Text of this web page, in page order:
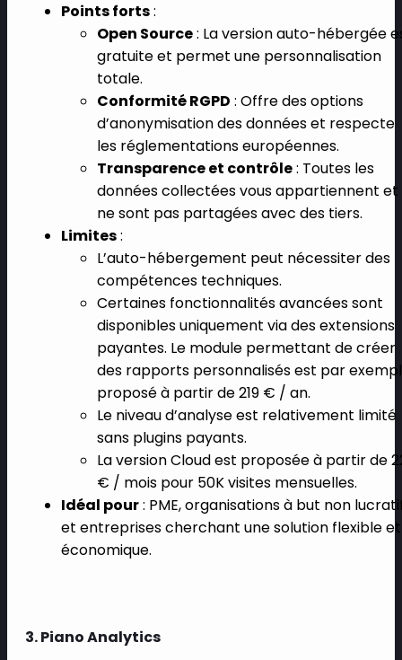
Points forts:
Open Source: La version auto-hébergée
gratuite et permet une personnalisation
totale.
Conformité RGPD : Offre des options
d’anonymisation des données et respecte
les réglementations européennes.
Transparence et contrôle: Toutes les
données collectées vous appartiennent et
ne sont pas partagées avec des tiers.
Limites:
L’auto-hébergement peut nécessiter des
compétences techniques.
Certaines fonctionnalités avancées sont
disponibles uniquement via des extensions
payantes. Le module permettant de créer
des rapports personnalisés est par
proposé à partir de 219 € / an.
Le niveau d’analyse est relativement limité
sans plugins payants.
La version Cloud est proposée à partir de
€ / mois pour 50K visites mensuelles.
Idéal pour: PME, organisations à but non
et entreprises cherchant une solution flexible et
économique.
3. Piano Analytics